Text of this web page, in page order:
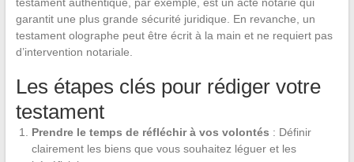
testament authentique, par exemple, est un acte notarié qui
garantit une plus grande sécurité juridique. En revanche, un
testament olographe peut être écrit à la main et ne requiert pas
d’intervention notariale.
Les étapes clés pour rédiger votre
testament
Prendre le temps de réfléchir à vos volontés : Définir
clairement les biens que vous souhaitez léguer et les